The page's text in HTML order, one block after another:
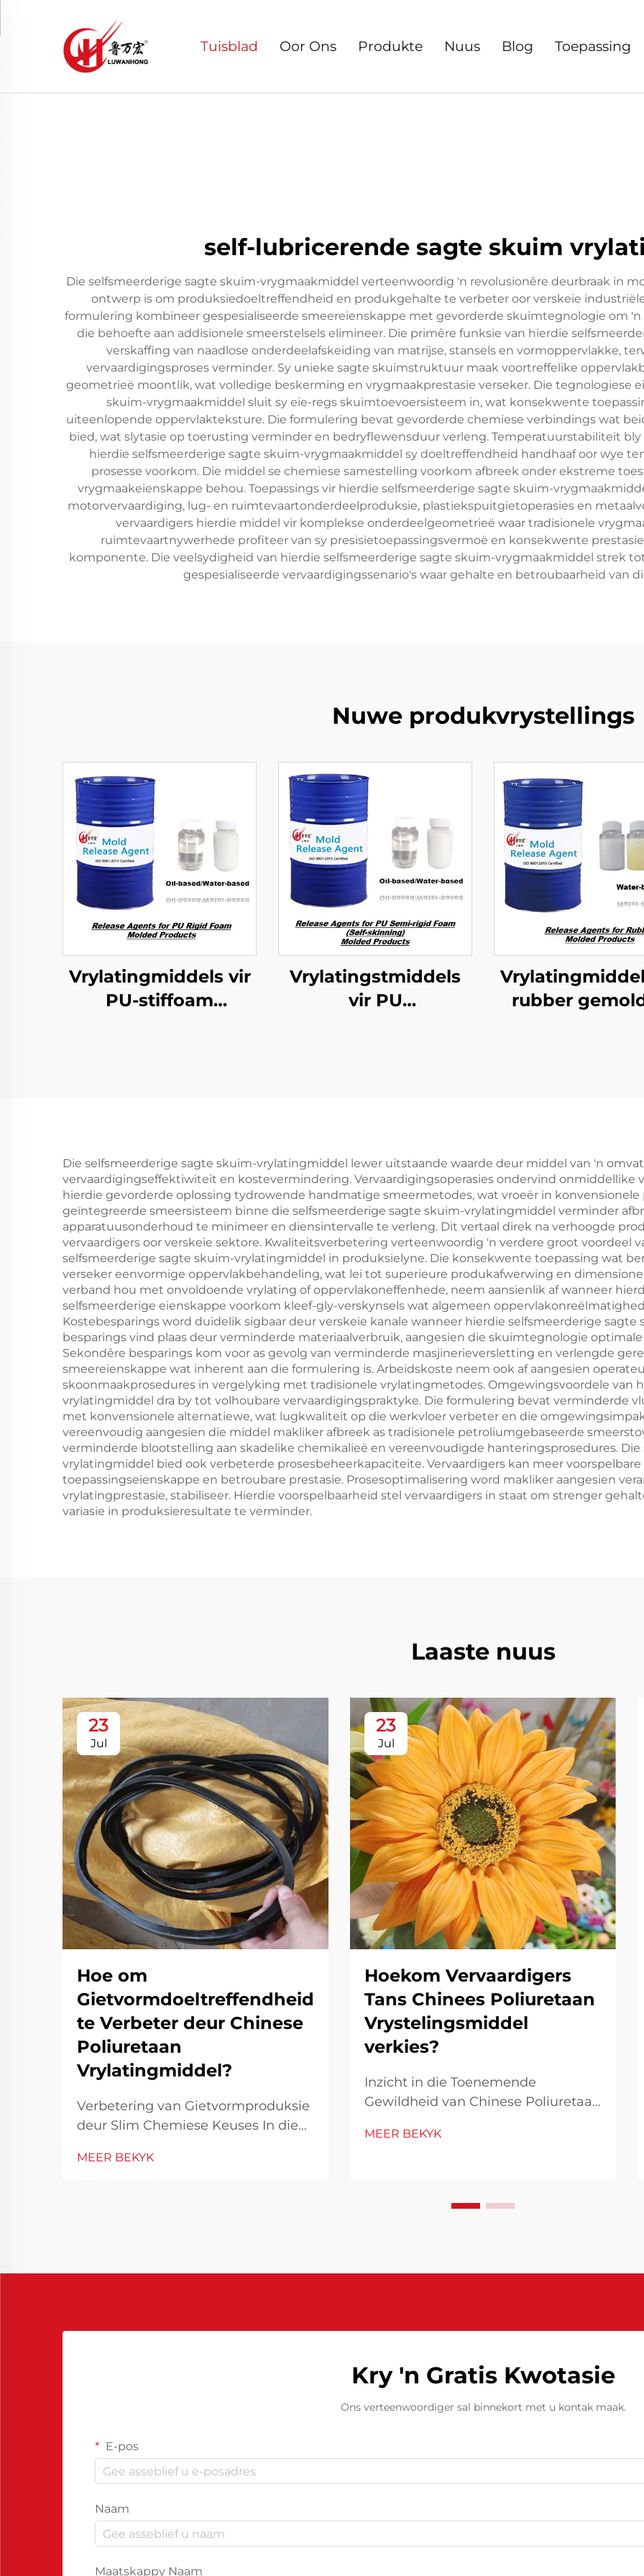
Tuisblad Oor Ons Produkte Nuus Blog Toepassing
self-lubricerende sagte skuim
Die selfsmeerderige sagte skuim-vrygmaakmiddel verteenwoordig 'n revolusionêre deurbraak in
ontwerp is om produksiedoeltreffendheid en produkgehalte te verbeter oor verskeie
formulering kombineer gespesialiseerde smeereienskappe met gevorderde skuimtegnologie om
die behoefte aan addisionele smeerstelsels elimineer. Die primêre funksie van hierdie
verskaffing van naadlose onderdeelafskeiding van matrijse, stansels en vormoppervlakke,
vervaardigingsproses verminder. Sy unieke sagte skuimstruktuur maak voortreffelike
geometrieë moontlik, wat volledige beskerming en vrygmaakprestasie verseker. Die tegnologiese
skuim-vrygmaakmiddel sluit sy eie-regs skuimtoevoersisteem in, wat konsekwente
uiteenlopende oppervlakteksture. Die formulering bevat gevorderde chemiese verbindings wat
bied, wat slytasie op toerusting verminder en bedryflewensduur verleng. Temperatuurstabiliteit
hierdie selfsmeerderige sagte skuim-vrygmaakmiddel sy doeltreffendheid handhaaf oor wye
prosesse voorkom. Die middel se chemiese samestelling voorkom afbreek onder ekstreme
vrygmaakeienskappe behou. Toepassings vir hierdie selfsmeerderige sagte skuim-
motorvervaardiging, lug- en ruimtevaartonderdeelproduksie, plastiekspuitgietoperasies en
vervaardigers hierdie middel vir komplekse onderdeelgeometrieë waar tradisionele
ruimtevaartnywerhede profiteer van sy presisietoepassingsvermoë en konsekwente
komponente. Die veelsydigheid van hierdie selfsmeerderige sagte skuim-vrygmaakmiddel strek
gespesialiseerde vervaardigingssenario's waar gehalte en betroubaarheid van
Nuwe produkvrystellings
Vrylatingmiddels vir
PU-stiffoam
Vrylatingstmiddels
vir PU
rubber
Die selfsmeerderige sagte skuim-vrylatingmiddel lewer uitstaande waarde deur middel van 'n
vervaardigingseffektiwiteit en kostevermindering. Vervaardigingsoperasies ondervind onmiddellike
hierdie gevorderde oplossing tydrowende handmatige smeermetodes, wat vroeër in konvensionele
geïntegreerde smeersisteem binne die selfsmeerderige sagte skuim-vrylatingmiddel verminder
apparatuusonderhoud te minimeer en diensintervalle te verleng. Dit vertaal direk na verhoogde
vervaardigers oor verskeie sektore. Kwaliteitsverbetering verteenwoordig 'n verdere groot voordeel
selfsmeerderige sagte skuim-vrylatingmiddel in produksielyne. Die konsekwente toepassing wat
verseker eenvormige oppervlakbehandeling, wat lei tot superieure produkafwerwing en
verband hou met onvoldoende vrylating of oppervlakoneffenhede, neem aansienlik af wanneer
selfsmeerderige eienskappe voorkom kleef-gly-verskynsels wat algemeen
Kostebesparings word duidelik sigbaar deur verskeie kanale wanneer hierdie selfsmeerderige
besparings vind plaas deur verminderde materiaalverbruik, aangesien die skuimtegnologie
Sekondêre besparings kom voor as gevolg van verminderde masjinerieversletting en verlengde
smeereienskappe wat inherent aan die formulering is. Arbeidskoste neem ook af aangesien
skoonmaakprosedures in vergelyking met tradisionele vrylatingmetodes. Omgewingsvoordele van
vrylatingmiddel dra by tot volhoubare vervaardigingspraktyke. Die formulering bevat verminderde
met konvensionele alternatiewe, wat lugkwaliteit op die werkvloer verbeter en die
vereenvoudig aangesien die middel makliker afbreek as tradisionele petroliumgebaseerde
verminderde blootstelling aan skadelike chemikalieë en vereenvoudigde hanteringsprosedures.
vrylatingmiddel bied ook verbeterde prosesbeheerkapaciteite. Vervaardigers kan meer
toepassingseienskappe en betroubare prestasie. Prosesoptimalisering word makliker aangesien
vrylatingprestasie, stabiliseer. Hierdie voorspelbaarheid stel vervaardigers in staat om strenger
variasie in produksieresultate te verminder.
Laaste nuus
23
Jul
Hoe om
Gietvormdoeltreffendheid
te Verbeter deur Chinese
Poliuretaan
Vrylatingmiddel?
Verbetering van Gietvormproduksie
deur Slim Chemiese Keuses In die
vervaardigingsomgewing is
MEER BEKYK
23
Jul
Hoekom Vervaardigers
Tans Chinees Poliuretaan
Vrystelingsmiddel
verkies?
Inzicht in die Toenemende
Gewildheid van Chinese Poliuretaan
poliuretaan vrylating agente het
MEER BEKYK
Kry 'n Gratis Kwotasie
Ons verteenwoordiger sal binnekort met u kontak maak.
E-pos
Naam
Maatskappy Naam